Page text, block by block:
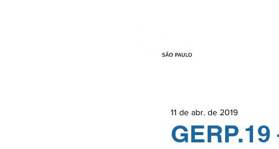
11 de abr. de 2019